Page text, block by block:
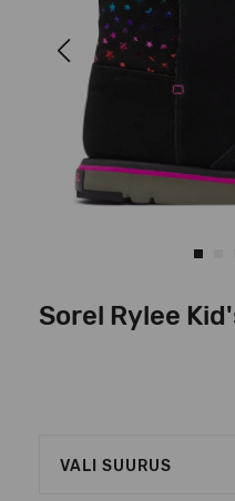
Previous
Sorel Rylee
VALI SUURUS